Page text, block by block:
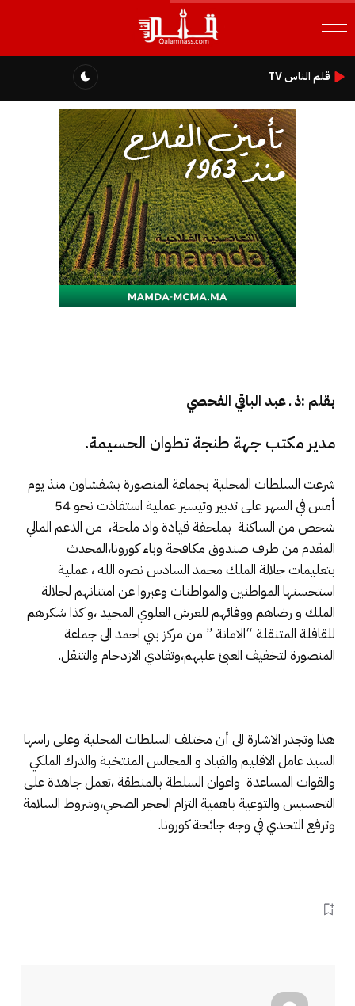
قلم الناس TV
بقلم :ذ ـ عبد الباقي الفحصي
مدير مكتب جهة طنجة تطوان الحسيمة.
شرعت السلطات المحلية بجماعة المنصورة بشفشاون منذ يوم
شخص من الساكنة بملحقة قيادة واد ملحة، من الدعم المالي
المقدم من طرف صندوق مكافحة وباء كورونا،المحدث
بتعليمات جلالة الملك محمد السادس نصره الله ، عملية
استحسنها المواطنين والمواطنات وعبروا عن امتنانهم لجلالة
الملك و رضاهم ووفائهم للعرش العلوي المجيد ،و كذا شكرهم
للقافلة المتنقلة “الامانة ” من مركز بني احمد الى جماعة
المنصورة لتخفيف العبئ عليهم،وتفادي الازدحام والتنقل.
هذا وتجدر الاشارة الى أن مختلف السلطات المحلية وعلى راسها
السيد عامل الاقليم والقياد و المجالس المنتخبة والدرك الملكي
والقوات المساعدة واعوان السلطة بالمنطقة ،تعمل جاهدة على
التحسيس والتوعية باهمية التزام الحجر الصحي،وشروط السلامة
وترفع التحدي في وجه جائحة كورونا.